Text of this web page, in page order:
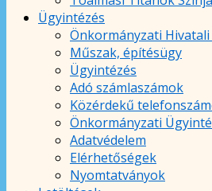
Ügyintézés
Önkormányzati
Műszak, építésügy
Ügyintézés
Adó számlaszámok
Közérdekű
Önkormányzati
Adatvédelem
Elérhetőségek
Nyomtatványok